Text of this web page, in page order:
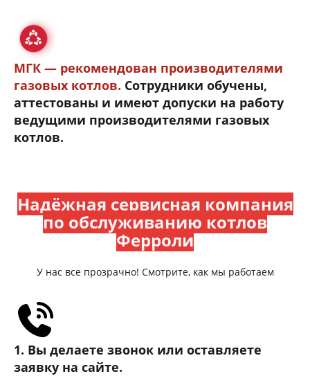
МГК — рекомендован производителями
газовых котлов. Сотрудники обучены,
аттестованы и имеют допуски на работу
ведущими производителями газовых
котлов.
Надёжная сервисная компания
по обслуживанию котлов
Ферроли
У нас все прозрачно! Смотрите, как мы работаем
1. Вы делаете звонок или оставляете
заявку на сайте.